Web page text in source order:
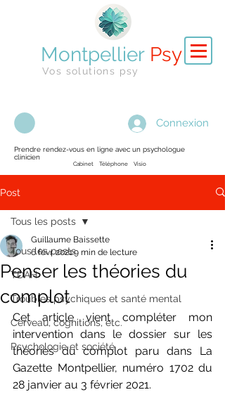
Montpellier Psy
Vos solutions psy
Connexion
Prendre rendez-vous en ligne avec un psychologue
clinicien
Cabinet Téléphone Visio
Post
Tous les posts
TDAH
Troubles psychiques et santé mental
Cerveau, cognitions, etc.
Psychologie et société
Tous les posts
Penser les théories du
complot
Guillaume Baissette
6 févr. 20219 min de lecture
Cet article vient compléter mon
intervention dans le dossier sur les
théories du complot paru dans La
Gazette Montpellier, numéro 1702 du
28 janvier au 3 février 2021.